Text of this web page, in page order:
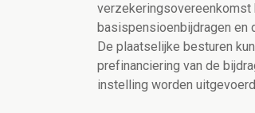
verzekeringsovereenkomst
basispensioenbijdragen en
De plaatselijke besturen
prefinanciering van de
instelling worden